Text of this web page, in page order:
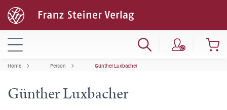
Home Person Günther Luxbacher
Günther Luxbacher